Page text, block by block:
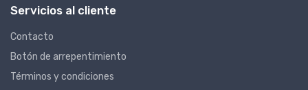
Servicios al cliente
Contacto
Botón de arrepentimiento
Términos y condiciones